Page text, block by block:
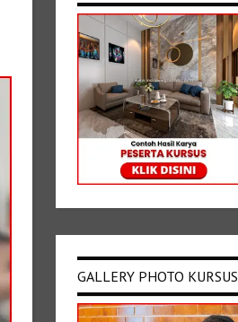
GALLERY PHOTO KURSUS